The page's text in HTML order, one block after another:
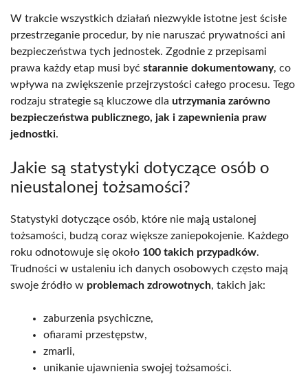
W trakcie wszystkich działań niezwykle istotne jest ścisłe
przestrzeganie procedur, by nie naruszać prywatności ani
bezpieczeństwa tych jednostek. Zgodnie z przepisami
prawa każdy etap musi być starannie dokumentowany, co
wpływa na zwiększenie przejrzystości całego procesu. Tego
rodzaju strategie są kluczowe dla utrzymania zarówno
bezpieczeństwa publicznego, jak i zapewnienia praw
jednostki.
Jakie są statystyki dotyczące osób o
nieustalonej tożsamości?
Statystyki dotyczące osób, które nie mają ustalonej
tożsamości, budzą coraz większe zaniepokojenie. Każdego
roku odnotowuje się około 100 takich przypadków.
Trudności w ustaleniu ich danych osobowych często mają
swoje źródło w problemach zdrowotnych, takich jak:
zaburzenia psychiczne,
ofiarami przestępstw,
zmarli,
unikanie ujawnienia swojej tożsamości.